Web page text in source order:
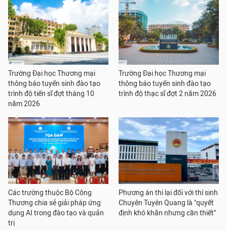
Trường Đại học Thương mại
thông báo tuyển sinh đào tạo
trình độ tiến sĩ đợt tháng 10
năm 2026
Trường Đại học Thương mại
thông báo tuyển sinh đào tạo
trình độ thạc sĩ đợt 2 năm 2026
Các trường thuộc Bộ Công
Thương chia sẻ giải pháp ứng
dụng AI trong đào tạo và quản
trị
Phương án thi lại đối với thí sinh
Chuyên Tuyên Quang là "quyết
định khó khăn nhưng cần thiết"